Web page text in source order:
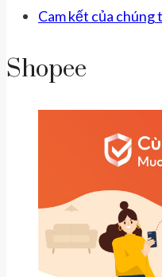
Cam kết của chúng
Shopee